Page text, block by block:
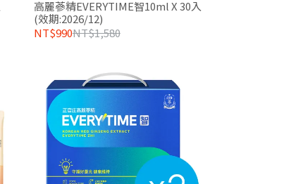
高麗蔘精EVERYTIME智10ml X 30入
(效期:2026/12)
NT$990NT$1,580